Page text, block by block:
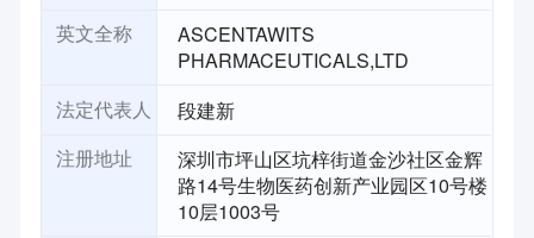
英文全称
ASCENTAWITS
PHARMACEUTICALS,LTD
法定代表人 段建新
注册地址
深圳市坪山区坑梓街道金沙社区金辉
路14号生物医药创新产业园区10号楼
10层1003号